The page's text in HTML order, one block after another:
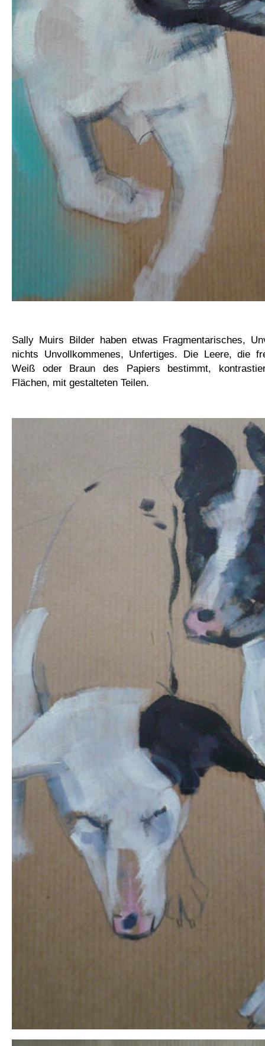
Sally Muirs Bilder haben etwas Fragmentarisches,
nichts Unvollkommenes, Unfertiges. Die Leere, die
Weiß oder Braun des Papiers bestimmt,
Flächen, mit gestalteten Teilen.